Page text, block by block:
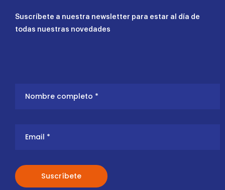
Suscríbete a nuestra newsletter para estar al día de
todas nuestras novedades